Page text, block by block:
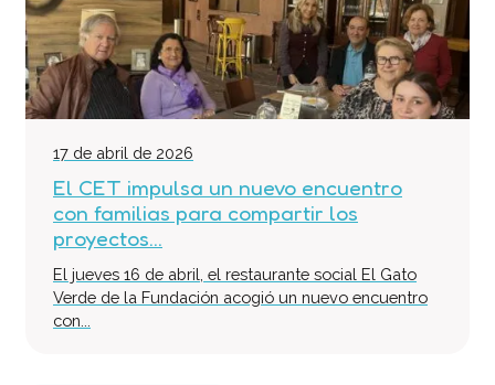
17 de abril de 2026
El CET impulsa un nuevo encuentro
con familias para compartir los
proyectos...
El jueves 16 de abril, el restaurante social El Gato
Verde de la Fundación acogió un nuevo encuentro
con...